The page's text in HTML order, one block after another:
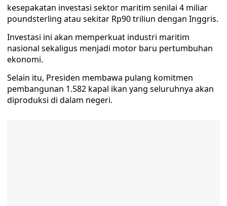
kesepakatan investasi sektor maritim senilai 4 miliar
poundsterling atau sekitar Rp90 triliun dengan Inggris.
Investasi ini akan memperkuat industri maritim
nasional sekaligus menjadi motor baru pertumbuhan
ekonomi.
Selain itu, Presiden membawa pulang komitmen
pembangunan 1.582 kapal ikan yang seluruhnya akan
diproduksi di dalam negeri.